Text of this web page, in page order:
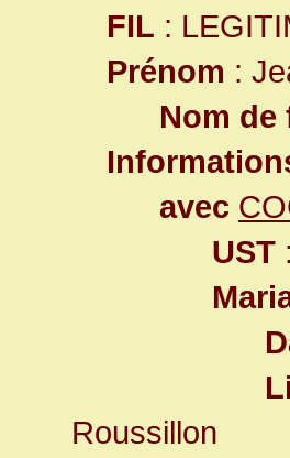
FIL :
Prénom :
Nom de
avec
UST
Roussillon